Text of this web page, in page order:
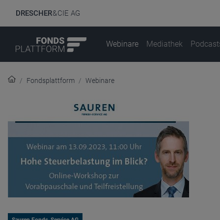
DRESCHER& CIE AG
Webinare Mediathek
Fondsplattform Webinare